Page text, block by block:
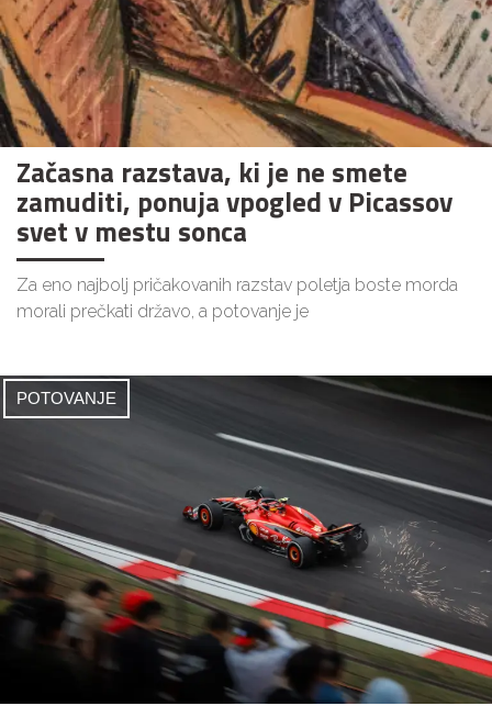
Začasna razstava, ki je ne smete
zamuditi, ponuja vpogled v Picassov
svet v mestu sonca
Za eno najbolj pričakovanih razstav poletja boste morda
morali prečkati državo, a potovanje je
POTOVANJE